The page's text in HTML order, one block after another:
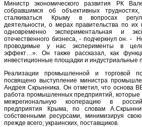
Министр экономического развития РК
собравшимся об объективных
сталкиваться Крыму в вопросах
деятельности, о мерах правительства по
одновременно экспериментальная и
отечественного бизнеса, - подчеркнул он. -
проводимые у нас эксперименты в
эффект…». Он также рассказал, как
инвестиционные площадки и индустриальные
Реализации промышленной и торговой
посвящено выступление министра
Андрея Скрынника. Он отметил, что основа
работа промышленных предприятий, которые
межрегиональную кооперацию в
предприятия Крыма, по словам
собственными ресурсами, минимизируя
прежде всего, украинских, поставщиков.